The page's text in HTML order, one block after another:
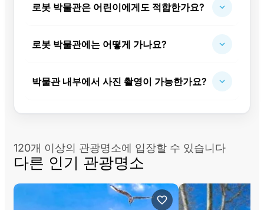
로봇 박물관은 어린이에게도 적합한가요?
로봇 박물관에는 어떻게 가나요?
박물관 내부에서 사진 촬영이 가능한가요?
120개 이상의 관광명소에 입장할 수 있습니다
다른 인기 관광명소